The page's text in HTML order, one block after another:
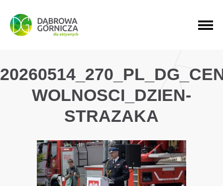
PRZEJDŹ DO MENU GŁÓWNEGO
PRZEJDŹ DO WYSZUKIWARKI
PRZEJDŹ DO TREŚCI
WOLNOSCI_DZIEN-
STRAZAKA